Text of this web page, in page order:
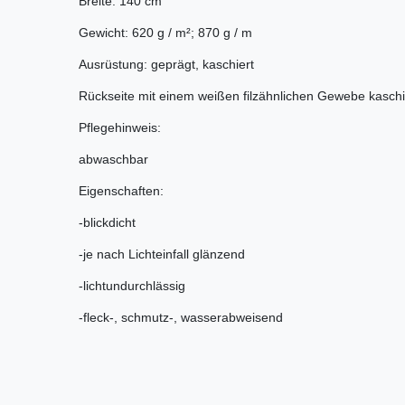
Gewicht: 620 g / m²; 870 g / m
Ausrüstung: geprägt, kaschiert
Rückseite mit einem weißen filzähnlichen Gewebe
Pflegehinweis:
abwaschbar
Eigenschaften:
-blickdicht
-je nach Lichteinfall glänzend
-lichtundurchlässig
-fleck-, schmutz-, wasserabweisend